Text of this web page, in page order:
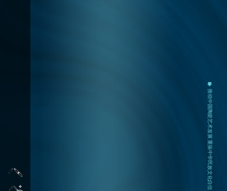
推动中国陶瓷艺术发展 重振中华民族文化自信